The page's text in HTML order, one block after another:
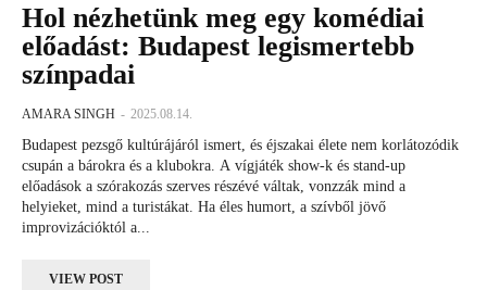
Hol nézhetünk meg egy komédiai
előadást: Budapest legismertebb
színpadai
AMARA SINGH - 2025.08.14.
Budapest pezsgő kultúrájáról ismert, és éjszakai élete nem korlátozódik
csupán a bárokra és a klubokra. A vígjáték show-k és stand-up
előadások a szórakozás szerves részévé váltak, vonzzák mind a
helyieket, mind a turistákat. Ha éles humort, a szívből jövő
improvizációktól a...
VIEW POST